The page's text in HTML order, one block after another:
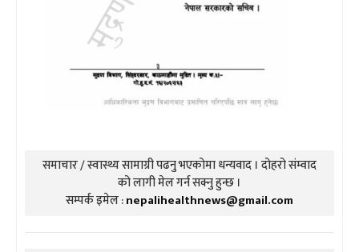
समाचार / स्वास्थ्य सामाग्री पढनु भएकोमा धन्यवाद । दोहरो संम्वाद
को लागी मेल गर्न सक्नु हुन्छ ।
सम्पर्क इमेल :nepalihealthnews@gmail.com